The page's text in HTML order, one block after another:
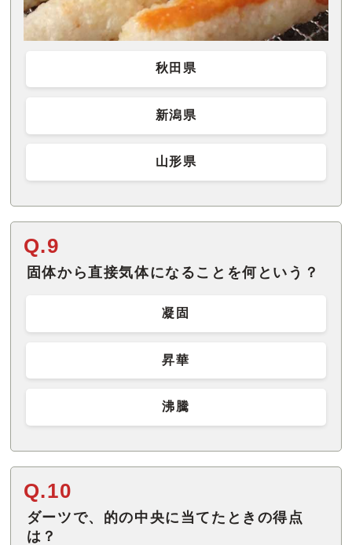
秋田県
新潟県
山形県
Q.9
固体から直接気体になることを何という？
凝固
昇華
沸騰
Q.10
ダーツで、的の中央に当てたときの得点
は？